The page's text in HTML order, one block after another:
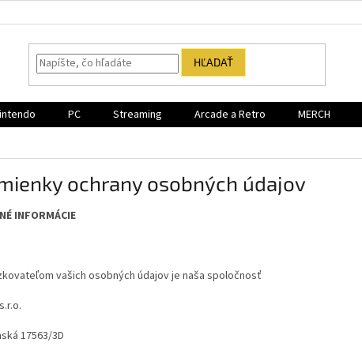
HĽADAŤ
PC Streaming Arcade a Retro MERCH
ochrany osobných údajov
INFORMÁCIE
vašich osobných údajov je naša spoločnosť
17563/3D